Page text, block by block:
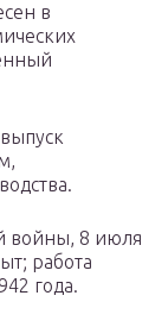
в
войны, 8 июля
работа
года.